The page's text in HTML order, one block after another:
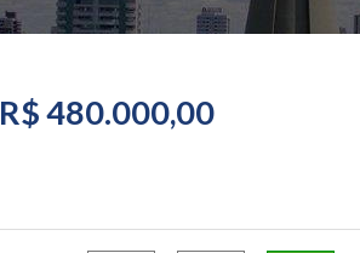
R$ 480.000,00